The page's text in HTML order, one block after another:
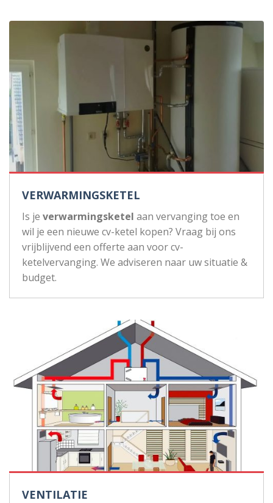
VERWARMINGSKETEL
Is je verwarmingsketel aan vervanging toe en
wil je een nieuwe cv-ketel kopen? Vraag bij ons
vrijblijvend een offerte aan voor cv-
ketelvervanging. We adviseren naar uw situatie &
budget.
VENTILATIE